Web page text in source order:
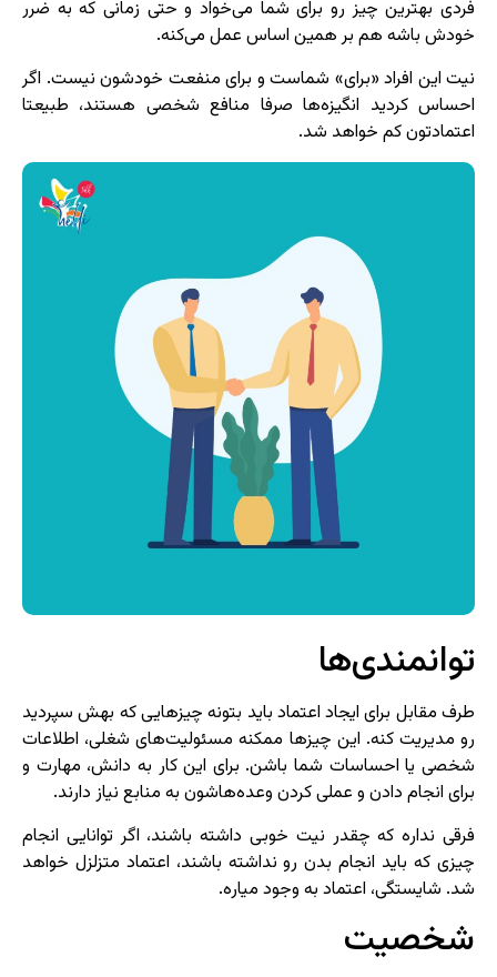
فردی بهترین چیز رو برای شما می‌خواد و حتی زمانی که به ضرر
خودش باشه هم بر همین اساس عمل می‌کنه.
نیت این افراد «برای» شماست و برای منفعت خودشون نیست. اگر
احساس کردید انگیزه‌ها صرفا منافع شخصی هستند، طبیعتا
اعتمادتون کم خواهد شد.
توانمندی‌ها
طرف مقابل برای ایجاد اعتماد باید بتونه چیزهایی که بهش سپردید
رو مدیریت کنه. این چیزها ممکنه مسئولیت‌های شغلی، اطلاعات
شخصی یا احساسات شما باشن. برای این کار به دانش، مهارت و
برای انجام دادن و عملی کردن وعده‌هاشون به منابع نیاز دارند.
فرقی نداره که چقدر نیت خوبی داشته باشند، اگر توانایی انجام
چیزی که باید انجام بدن رو نداشته باشند، اعتماد متزلزل خواهد
شد. شایستگی، اعتماد به وجود میاره.
شخصیت